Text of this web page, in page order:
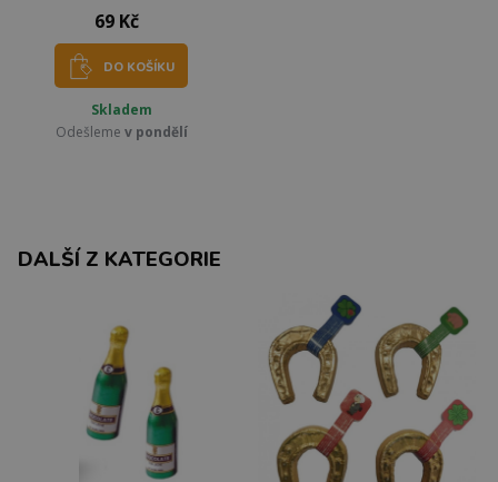
69 Kč
DO KOŠÍKU
Skladem
Odešleme v pondělí
DALŠÍ Z KATEGORIE